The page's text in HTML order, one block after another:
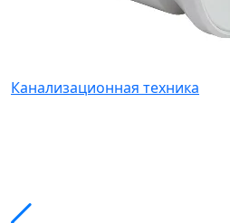
Канализационная техника